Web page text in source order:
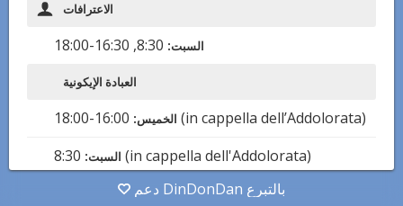
الاعترافات
السبت:
8:30
,
16:30-18:00
العبادة الإيكونية
الخميس:
16:00-18:00 (in cappella dell’Addolorata)
السبت:
8:30
(in cappella dell'Addolorata)
دعم DinDonDan بالتبرع